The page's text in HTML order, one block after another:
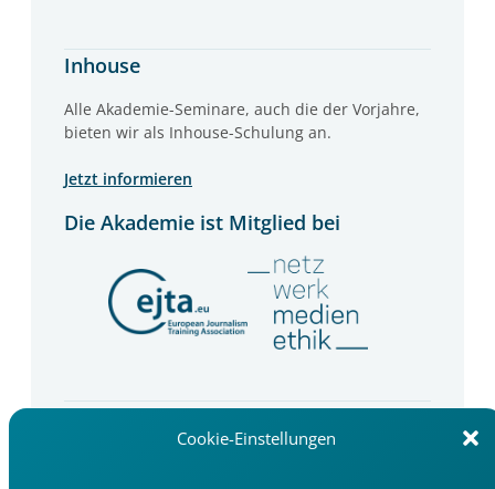
Cookie-Einstellungen
Inhouse
Alle Akademie-Seminare, auch die der Vorjahre,
bieten wir als Inhouse-Schulung an.
Jetzt informieren
Die Akademie ist Mitglied bei
Newsletter